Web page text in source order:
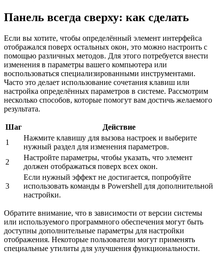
Панель всегда сверху: как сделать
Если вы хотите, чтобы определённый элемент интерфейса
отображался поверх остальных окон, это можно настроить с
помощью различных методов. Для этого потребуется внести
изменения в параметры вашего компьютера или
воспользоваться специализированными инструментами.
Часто это делает использование сочетания клавиш или
настройка определённых параметров в системе. Рассмотрим
несколько способов, которые помогут вам достичь желаемого
результата.
Шаг
Действие
1
Нажмите клавишу для вызова настроек и выберите
нужный раздел для изменения параметров.
2
Настройте параметры, чтобы указать, что элемент
должен отображаться поверх всех окон.
3
Если нужный эффект не достигается, попробуйте
использовать команды в Powershell для дополнительной
настройки.
Обратите внимание, что в зависимости от версии системы
или используемого программного обеспечения могут быть
доступны дополнительные параметры для настройки
отображения. Некоторые пользователи могут применять
специальные утилиты для улучшения функциональности.